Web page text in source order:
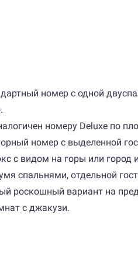
номер с одной
номеру Deluxe по
номер с выделенной
с видом на горы или
спальнями, отдельной
роскошный вариант на
с джакузи.